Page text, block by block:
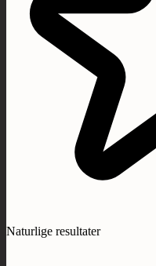
Naturlige resultater